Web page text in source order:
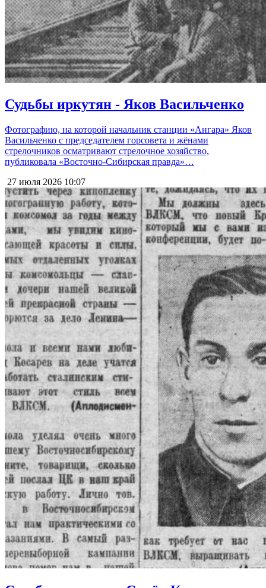
Судьбы иркутян - Яков Васильченко
Фотографию, на которой начальник станции «Ангара» Яков
Васильченко с председателем горсовета и жёнами
стрелочников осматривают стрелочное хозяйство,
публиковала «Восточно-Сибирская правда»…
27 июля 2026 10:07